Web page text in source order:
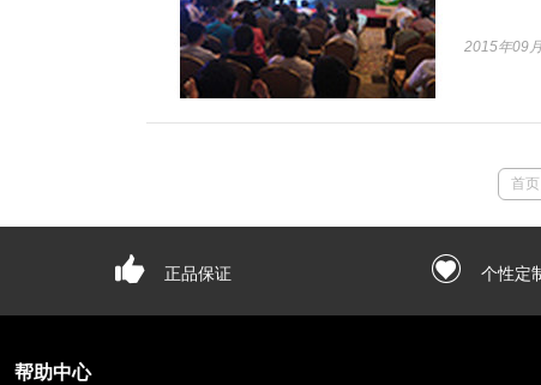
2015年09
首页
正品保证 个性定
帮助中心